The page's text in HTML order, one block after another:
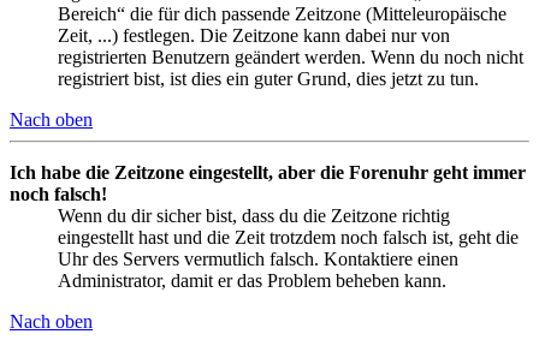
Bereich“ die für dich passende Zeitzone (Mitteleuropäische
Zeit, ...) festlegen. Die Zeitzone kann dabei nur von
registrierten Benutzern geändert werden. Wenn du noch nicht
registriert bist, ist dies ein guter Grund, dies jetzt zu tun.
Nach oben
Ich habe die Zeitzone eingestellt, aber die Forenuhr geht immer
noch falsch!
Wenn du dir sicher bist, dass du die Zeitzone richtig
eingestellt hast und die Zeit trotzdem noch falsch ist, geht die
Uhr des Servers vermutlich falsch. Kontaktiere einen
Administrator, damit er das Problem beheben kann.
Nach oben